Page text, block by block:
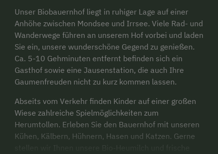
Unser Biobauernhof liegt in ruhiger Lage auf einer
Anhöhe zwischen Mondsee und Irrsee. Viele Rad- und
Wanderwege führen an unserem Hof vorbei und laden
Sie ein, unsere wunderschöne Gegend zu genießen.
Ca. 5-10 Gehminuten entfernt befinden sich ein
Gasthof sowie eine Jausenstation, die auch Ihre
Gaumenfreuden nicht zu kurz kommen lassen.
Abseits vom Verkehr finden Kinder auf einer großen
Wiese zahlreiche Spielmöglichkeiten zum
Herumtollen. Erleben Sie den Bauernhof mit unseren
Kühen, Kälbern, Hühnern, Hasen und Katzen. Gerne
stellen wir Ihnen unsere Bio-Heumilch und frische